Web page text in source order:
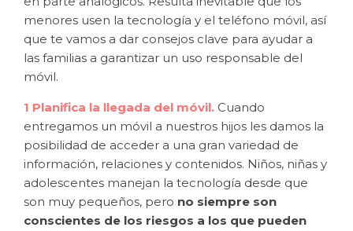
menores usen la tecnología y el teléfono móvil, así
que te vamos a dar consejos clave para ayudar a
las familias a garantizar un uso responsable del
móvil.
1 Planifica la llegada del móvil. Cuando
entregamos un móvil a nuestros hijos les damos la
posibilidad de acceder a una gran variedad de
información, relaciones y contenidos. Niños, niñas y
adolescentes manejan la tecnología desde que
son muy pequeños, pero no siempre son
conscientes de los riesgos a los que pueden